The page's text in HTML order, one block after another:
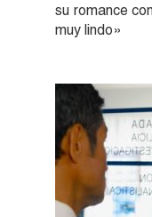
su romance
muy lindo»